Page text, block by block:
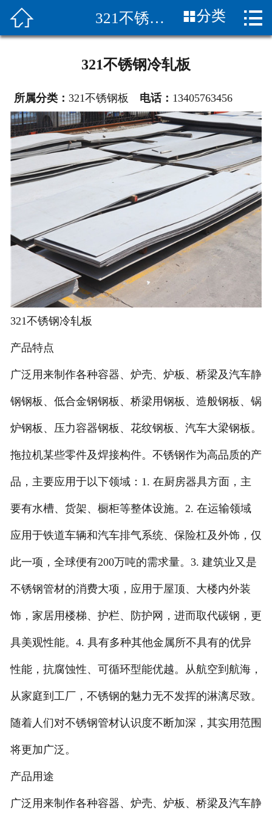
 首页
应用案例
产品知识
合作伙伴
销售网络
联系我们
 321不锈钢板 分类 
321不锈钢冷轧板
所属分类：321不锈钢板 电话： 13405763456
321不锈钢冷轧板
产品特点
广泛用来制作各种容器、炉壳、炉板、桥梁及汽车静
钢钢板、低合金钢钢板、桥梁用钢板、造般钢板、锅
炉钢板、压力容器钢板、花纹钢板、汽车大梁钢板。
拖拉机某些零件及焊接构件。不锈钢作为高品质的产
品，主要应用于以下领域：1. 在厨房器具方面，主
要有水槽、货架、橱柜等整体设施。2. 在运输领域
应用于铁道车辆和汽车排气系统、保险杠及外饰，仅
此一项，全球便有200万吨的需求量。3. 建筑业又是
不锈钢管材的消费大项，应用于屋顶、大楼内外装
饰，家居用楼梯、护栏、防护网，进而取代碳钢，更
具美观性能。4. 具有多种其他金属所不具有的优异
性能，抗腐蚀性、可循环型能优越。从航空到航海，
从家庭到工厂，不锈钢的魅力无不发挥的淋漓尽致。
随着人们对不锈钢管材认识度不断加深，其实用范围
将更加广泛。
产品用途
广泛用来制作各种容器、炉壳、炉板、桥梁及汽车静